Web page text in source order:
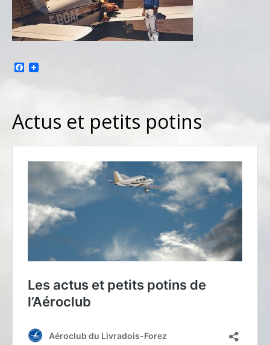
Facebook
Actus et petits potins